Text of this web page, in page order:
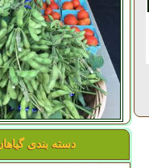
دسته بندی